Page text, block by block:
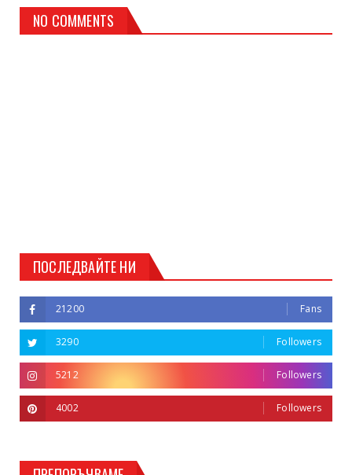
NO COMMENTS
ПОСЛЕДВАЙТЕ НИ
21200 Fans
3290 Followers
5212 Followers
4002 Followers